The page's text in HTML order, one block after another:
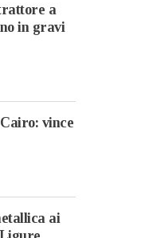
a
in gravi
vince
ai